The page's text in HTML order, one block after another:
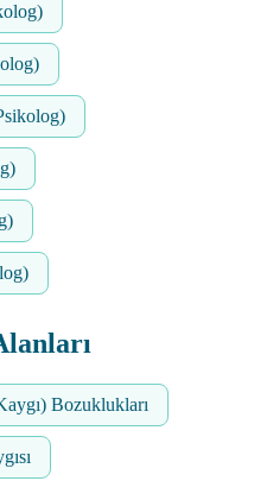
Bozuklukları